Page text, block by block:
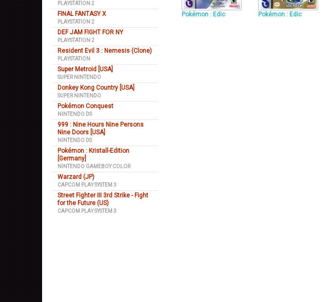
PLAYSTATION 2
FINAL FANTASY X
PLAYSTATION 2
DEF JAM FIGHT FOR NY
PLAYSTATION 2
Resident Evil 3 : Nemesis (Clone)
PLAYSTATION
Super Metroid [USA]
SUPER NINTENDO
Donkey Kong Country [USA]
SUPER NINTENDO
Pokémon Conquest
NINTENDO DS
999 : Nine Hours Nine Persons
Nine Doors [USA]
NINTENDO DS
Pokémon : Kristall-Edition
[Germany]
NINTENDO GAMEBOY COLOR
Warzard (JP)
CAPCOM PLAY SYSTEM 3
Street Fighter III 3rd Strike - Fight
for the Future (US)
CAPCOM PLAY SYSTEM 3
Pokémon : Edic Pokémon : Edic